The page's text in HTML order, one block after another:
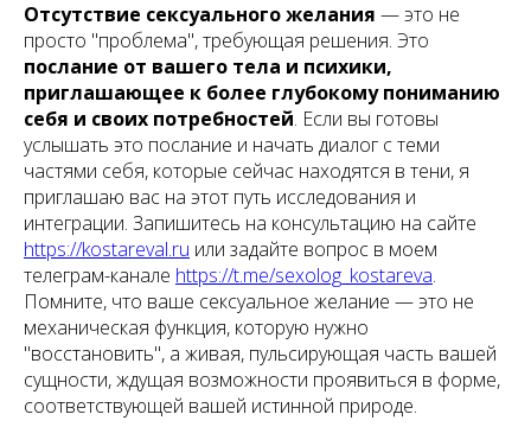
Отсутствие сексуального желания — это не
просто "проблема", требующая решения. Это
послание от вашего тела и психики,
приглашающее к более глубокому пониманию
себя и своих потребностей. Если вы готовы
услышать это послание и начать диалог с теми
частями себя, которые сейчас находятся в тени, я
приглашаю вас на этот путь исследования и
интеграции. Запишитесь на консультацию на сайте
https://kostareval.ru или задайте вопрос в моем
телеграм-канале https://t.me/sexolog_kostareva.
Помните, что ваше сексуальное желание — это не
механическая функция, которую нужно
"восстановить", а живая, пульсирующая часть вашей
сущности, ждущая возможности проявиться в форме,
соответствующей вашей истинной природе.